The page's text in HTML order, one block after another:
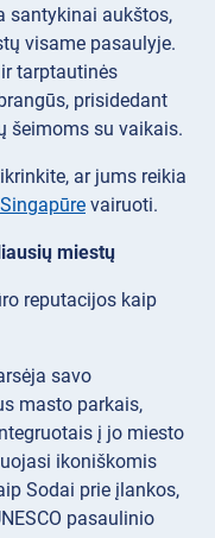
santykinai aukštos,
visame pasaulyje.
tarptautinės
prisidedant
šeimoms su vaikais.
ar jums reikia
vairuoti.
miestų
reputacijos kaip
savo
masto parkais,
į jo miesto
ikoniškomis
Sodai prie įlankos,
pasaulinio